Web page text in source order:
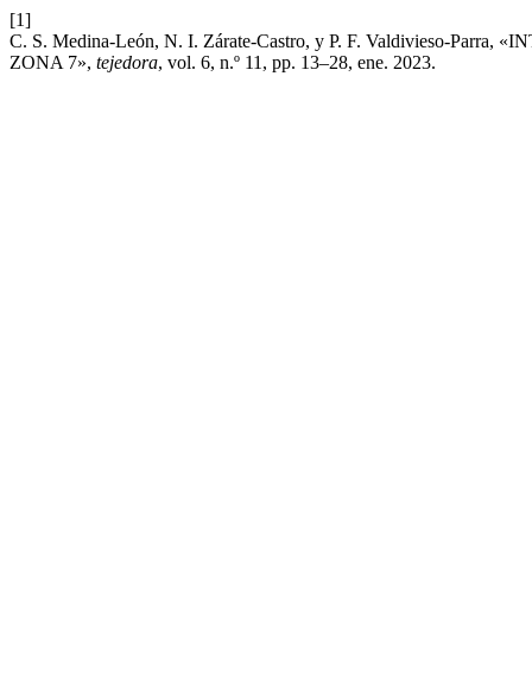
[1]
C. S. Medina-León, N. I. Zárate-Castro, y P. F. Valdivieso-
ZONA 7», tejedora, vol. 6, n.º 11, pp. 13–28, ene. 2023.